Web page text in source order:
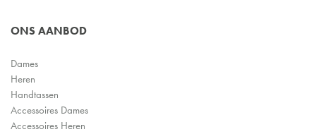
ONS AANBOD
Dames
Heren
Handtassen
Accessoires Dames
Accessoires Heren